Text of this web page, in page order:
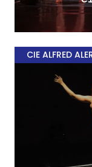
CIE ALFRED